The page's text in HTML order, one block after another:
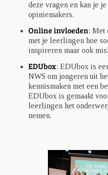
deze vragen en kan je
opiniemakers.
Online invloeden: Met
met je leerlingen hoe
inspireren maar ook
EDUbox: EDUbox is
NWS om jongeren uit
kennismaken met een
EDUbox is gemaakt
leerlingen het
nemen.